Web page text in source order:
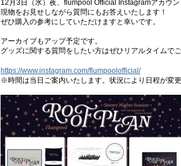
12月3日（水）夜、flumpool Official Instagramアカウ
現物をお見せしながら質問にもお答えいたします！
ぜひ購入の参考にしていただけますと幸いです。
アーカイブもアップ予定です。
グッズに関する質問をしたい方はぜひリアルタイムでご
https://www.instagram.com/flumpoolofficial/
※時間は当日ご案内いたします。状況により日程が変